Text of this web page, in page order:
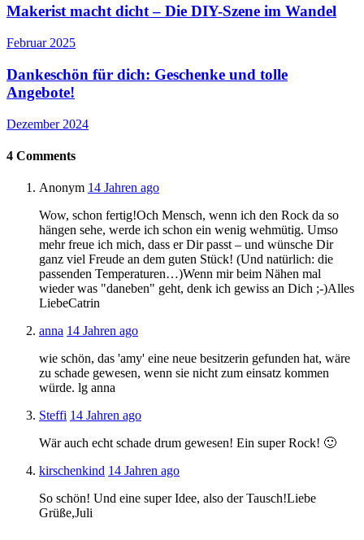
Makerist macht dicht – Die DIY-Szene im Wandel
Februar 2025
Dankeschön für dich: Geschenke und tolle
Angebote!
Dezember 2024
4 Comments
Anonym 14 Jahren ago
Wow, schon fertig!Och Mensch, wenn ich den Rock da so
hängen sehe, werde ich schon ein wenig wehmütig. Umso
mehr freue ich mich, dass er Dir passt – und wünsche Dir
ganz viel Freude an dem guten Stück! (Und natürlich: die
passenden Temperaturen…)Wenn mir beim Nähen mal
wieder was "daneben" geht, denk ich gewiss an Dich ;-)Alles
LiebeCatrin
anna 14 Jahren ago
wie schön, das 'amy' eine neue besitzerin gefunden hat, wäre
zu schade gewesen, wenn sie nicht zum einsatz kommen
würde. lg anna
Steffi 14 Jahren ago
Wär auch echt schade drum gewesen! Ein super Rock! 🙂
kirschenkind 14 Jahren ago
So schön! Und eine super Idee, also der Tausch!Liebe
Grüße,Juli